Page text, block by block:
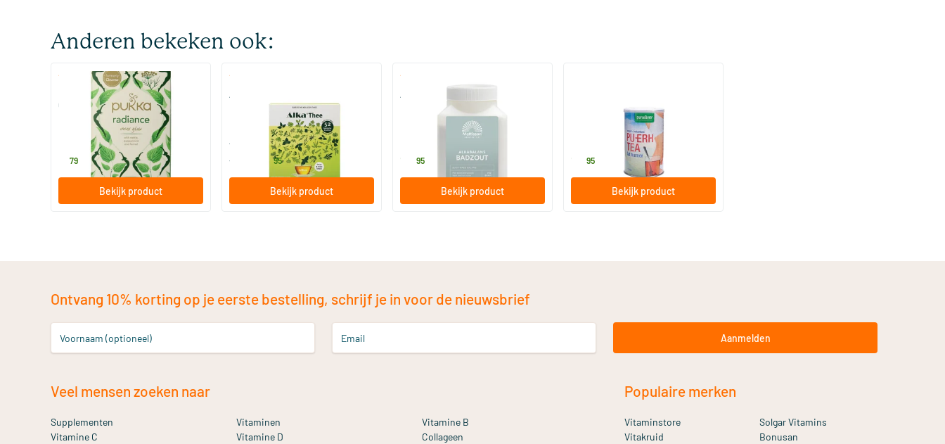
Anderen bekeken ook:
(4)
Pukka Radiance (Voorheen
Cleanse)
20 stuks
79
Bekijk product
Alka Thee
48/​96 stuks
vanaf .95
Bekijk product
AlkaBalans Bad Zout - met
Edelsteenpoeder e.a.
Mattisson Healthstyle
95
Bekijk product
200 gram
95
Bekijk product
Ontvang 10% korting op je eerste bestelling, schrijf je in voor de nieuwsbrief
Voornaam (optioneel) Email Aanmelden
Veel mensen zoeken naar
Supplementen Vitaminen
Vitamine B
Vitamine C
Vitamine D
Collageen
Populaire merken
Vitaminstore
Solgar Vitamins
Vitakruid
Bonusan